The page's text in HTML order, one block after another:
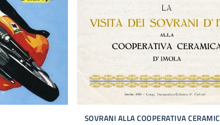
SOVRANI ALLA COOPERATIVA